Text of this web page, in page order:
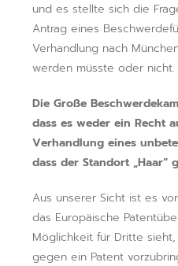
und es stellte sich die
Antrag eines
Verhandlung nach
werden müsste oder nicht.
Die Große
dass es weder ein Recht
Verhandlung eines
dass der Standort „Haar“
Aus unserer Sicht ist es
das Europäische
Möglichkeit für Dritte
gegen ein Patent